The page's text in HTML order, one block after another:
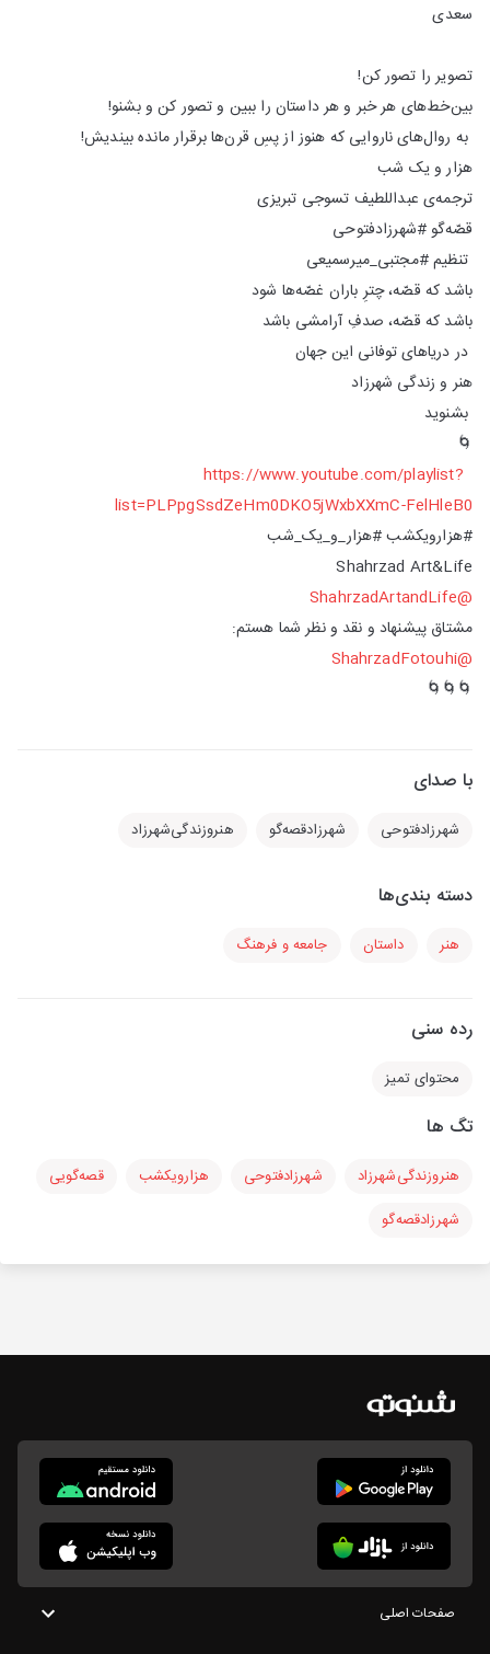
سعدی
تصویر را تصور کن!
بین‌خط‌های هر خبر و هر داستان را ببین و تصور کن و بشنو!
به روال‌های ناروایی که هنوز از پسِ قرن‌ها برقرار مانده بیندیش!
هزار و یک شب
ترجمه‌ی عبداللطیف تسوجی تبریزی
قصّه‌گو #شهرزادفتوحی
تنظیم #مجتبی_میر‌سمیعی
باشد که قصّه، چترِ باران غصّه‌ها شود
باشد که قصّه، صدفِ آرامشی باشد
در دریا‌های توفانی این جهان
هنر و زندگی شهرزاد
بشنوید
🌀
https://www.youtube.com/playlist?
list=PLPpgSsdZeHm0DKO5jWxbXXmC-FelHleB0
#هزارویکشب #هزار_و_یک_شب
Shahrzad Art&Life
@ShahrzadArtandLife
مشتاق پیشنهاد و نقد و نظر شما هستم:
@ShahrzadFotouhi
🌀🌀🌀
با صدای
شهرزادفتوحی شهرزادقصه‌گو هنرو‌زندگی‌شهرزاد
دسته بندی‌ها
هنر داستان جامعه و فرهنگ
رده سنی
محتوای تمیز
تگ ها
هنرو‌زندگی‌شهرزاد شهرزادفتوحی هزارویکشب
قصه‌گویی
شهرزادقصه‌گو
صفحات اصلی